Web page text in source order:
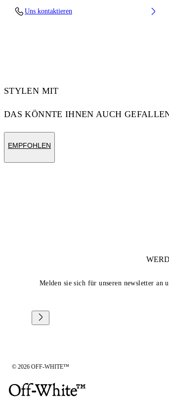
Outsole: 100% Rubber, Lining: 60% Bovine
Uns kontaktieren
STYLEN MIT
DAS KÖNNTE IHNEN AUCH
EMPFOHLEN
Melden sie sich für unseren newsletter an
© 2026 OFF-WHITE™